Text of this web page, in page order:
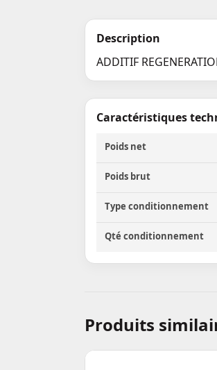
Description
ADDITIF
Caractéristiques
Poids net
Poids brut
Type conditionnement
Qté conditionnement
Produits